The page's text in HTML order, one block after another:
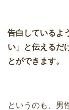
告白しているよ
い」と伝えるだ
とができます。
というのも、男